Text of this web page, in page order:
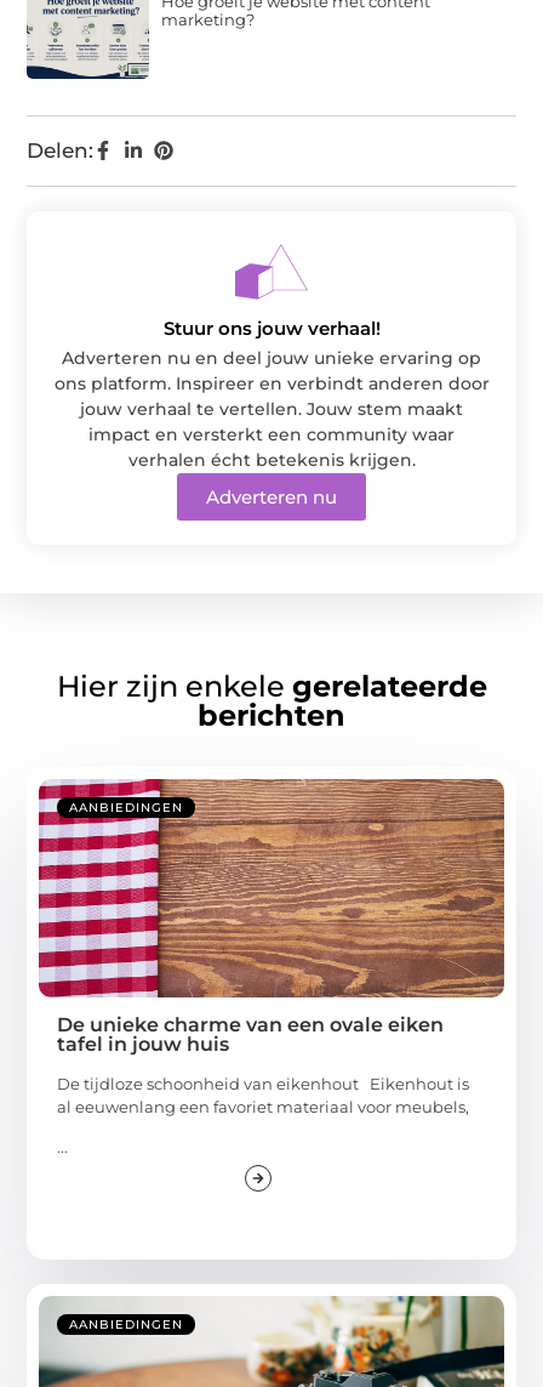
Delen:
marketing?
Stuur ons jouw verhaal!
Adverteren nu en deel jouw unieke ervaring op
ons platform. Inspireer en verbindt anderen door
jouw verhaal te vertellen. Jouw stem maakt
impact en versterkt een community waar
verhalen écht betekenis krijgen.
Adverteren nu
Hier zijn enkele gerelateerde
berichten
AANBIEDINGEN
De unieke charme van een ovale eiken
tafel in jouw huis
De tijdloze schoonheid van eikenhout Eikenhout is
al eeuwenlang een favoriet materiaal voor meubels,
...
AANBIEDINGEN